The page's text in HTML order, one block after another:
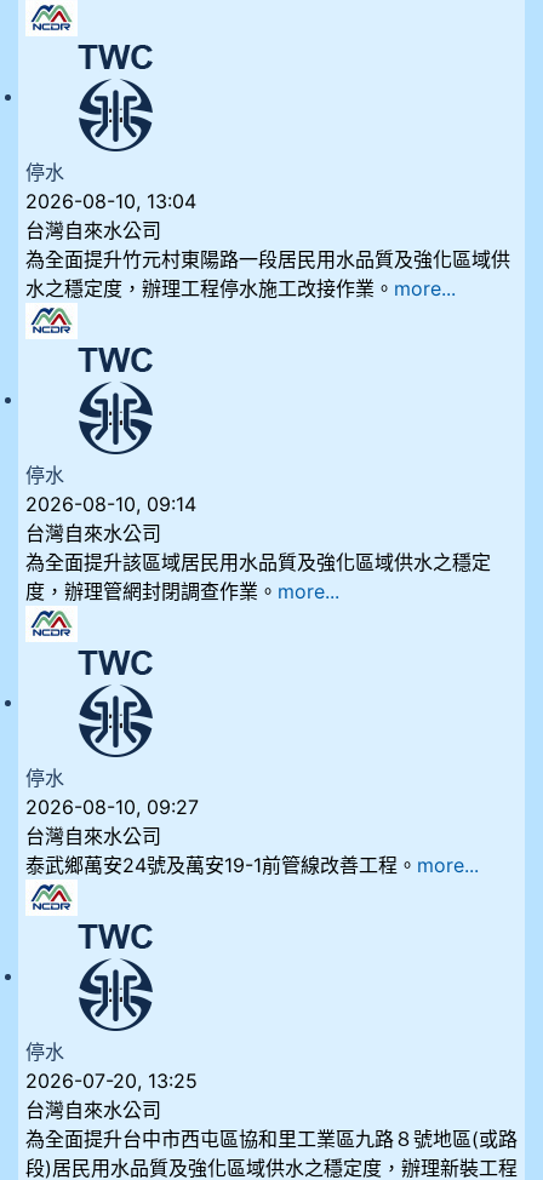
停水
2026-08-10, 13:04
台灣自來水公司
為全面提升竹元村東陽路一段居民用水品質及強化區域供
水之穩定度，辦理工程停水施工改接作業。 more...
停水
2026-08-10, 09:14
台灣自來水公司
為全面提升該區域居民用水品質及強化區域供水之穩定
度，辦理管網封閉調查作業。 more...
停水
2026-08-10, 09:27
台灣自來水公司
泰武鄉萬安24號及萬安19-1前管線改善工程。 more...
停水
2026-07-20, 13:25
台灣自來水公司
為全面提升台中市西屯區協和里工業區九路８號地區(或路
段)居民用水品質及強化區域供水之穩定度，辦理新裝工程